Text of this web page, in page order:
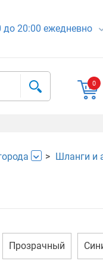
до 20:00 ежедневно
0
Шланги и
Прозрачный